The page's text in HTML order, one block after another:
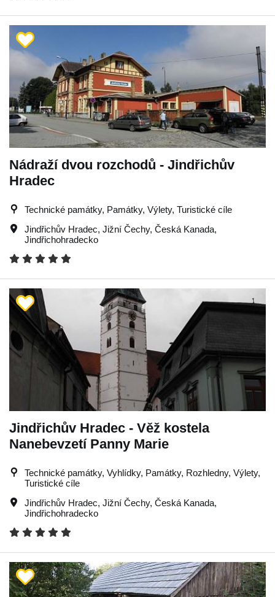
Nádraží dvou rozchodů - Jindřichův
Hradec
Technické památky, Památky, Výlety, Turistické cíle
Jindřichův Hradec, Jižní Čechy, Česká Kanada,
Jindřichohradecko
Jindřichův Hradec - Věž kostela
Nanebevzetí Panny Marie
Technické památky, Vyhlídky, Památky, Rozhledny, Výlety,
Turistické cíle
Jindřichův Hradec, Jižní Čechy, Česká Kanada,
Jindřichohradecko